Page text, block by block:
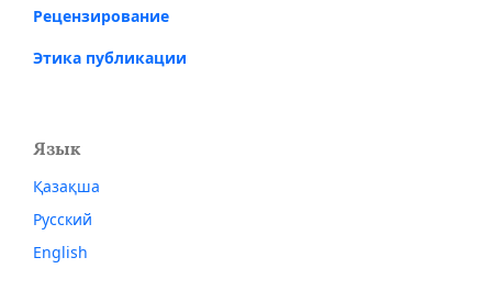
Рецензирование
Этика публикации
Язык
Қазақша
Русский
English